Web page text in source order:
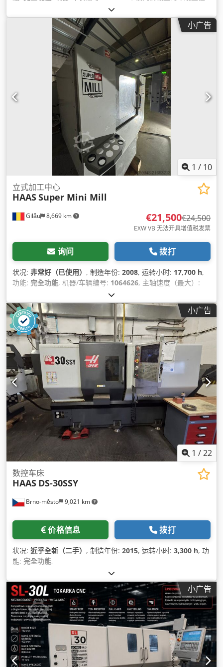
, 车削直径:
64 毫米, 主轴速度（最大）:4,000 转/分, X轴行程:200 毫米, Y
50 毫米, Z轴移动距离:406 毫米, 主轴电机功率:
15 瓦
, 转速（最小）:4,000 转/分 , 最大转速: 6,000 转/分
, 总长度: 3,395 毫米, 总宽度: 1,612 毫米
, Y轴进给速度: 12 米/分钟, Z轴进给速度:
, 工件重量（最大）:3,583 千克, 输入电流类型:
3,583 千克 , 主轴端头:-, 设备: 文档 / 手册
小广告
1 / 10
Gilău 8,669 km
立式加工中心
HAASSuper Mini Mill
€21,500€24,500
EXW VB 无法开具增值税发票
询问 拨打
状况: 非常好（已使用） , 制造年份: 2008, 运转小时: 17,700 h,
功能: 完全功能, 机器/车辆编号: 1064626, 主轴速度（最大）:
, 输入电流类型:
小广告
1 /22
Brno-město 9,021 km
数控车床
HAAS DS-30SSY
价格信息 拨打
状况: 近乎全新（二手） , 制造年份: 2015, 运转小时: 3,300 h, 功
能: 完全功能,
小广告